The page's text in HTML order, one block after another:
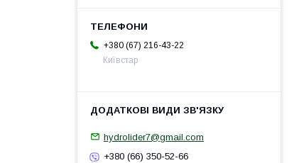
+380 (67) 216-43-22
Київстар
hydrolider7@gmail.com
+380 (66) 350-52-66